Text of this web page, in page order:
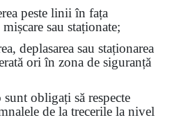
peste linii în fața
sau staționate;
deplasarea sau staționarea
ori în zona de siguranță
obligați să respecte
de la trecerile la nivel